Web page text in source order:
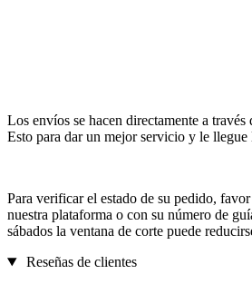
Los envíos se hacen directamente a través
Esto para dar un mejor servicio y le
Para verificar el estado de su pedido,
nuestra plataforma o con su número de
sábados la ventana de corte puede
Reseñas de clientes